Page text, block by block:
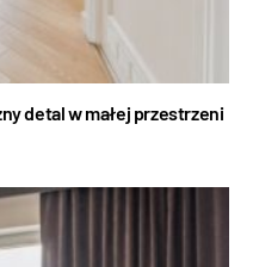
detal w małej przestrzeni